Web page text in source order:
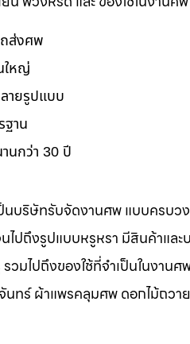
ส่งศพ
ใหญ่
ายรูปแบบ
าน
นกว่า 30 ปี
นบริษัทรับจัดงานศพ แบบครบ
ไปถึงรูปแบบหรูหรา มีสินค้าแล
รวมไปถึงของใช้ที่จำเป็นใน
นทร์ ผ้าแพรคลุมศพ ดอกไม้ถวา